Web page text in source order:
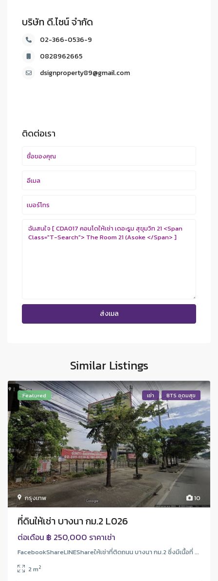
บริษัท ดี.ไซน์ จํากัด
02-366-0536-9
0828962665
dsignproperty89@gmail.com
ติดต่อเรา
Similar Listings
10
กรุงเทพ
Featured เช่า BTS อุดมสุข
ที่ดินให้เช่า บางนา กม.2 L026
ต่อเดือน ฿ 250,000 ราคาเช่า
FacebookShareLINEShareให้เช่าที่ติดถนน บางนา กม.2 ซึ่งมีเนื้อที่ ...
2 m2